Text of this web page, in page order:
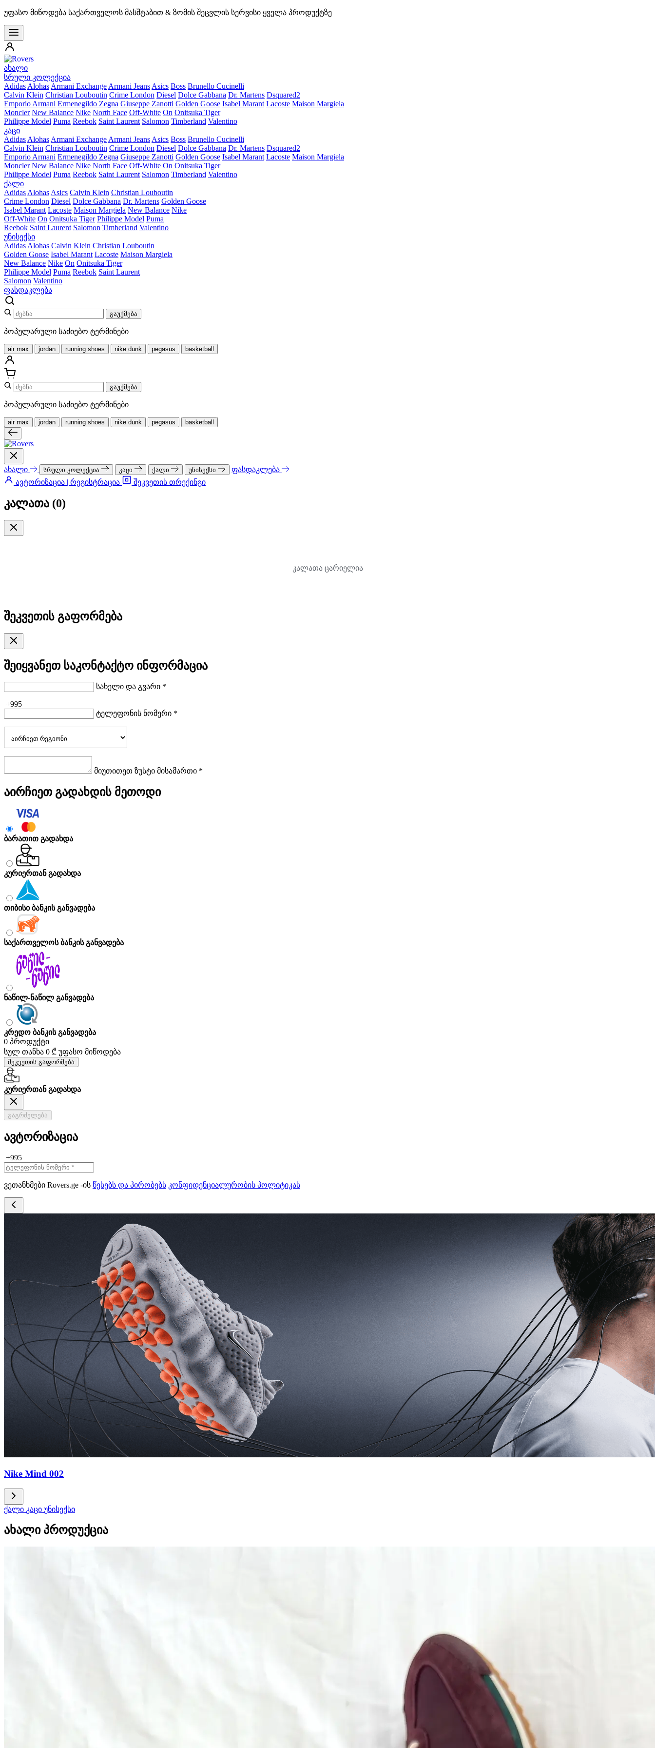
უფასო მიწოდება საქართველოს მასშტაბით & ზომის შეცვლის სერვისი ყველა პროდუქტზე
ახალი
სრული კოლექცია
Adidas Alohas Armani Exchange Armani Jeans Asics Boss Brunello Cucinelli
Calvin Klein Christian Louboutin Crime London Diesel Dolce Gabbana Dr. Martens Dsquared2
Emporio Armani Ermenegildo Zegna Giuseppe Zanotti Golden Goose Isabel Marant Lacoste Maison Margiela
Moncler New Balance Nike North Face Off-White On Onitsuka Tiger
Philippe Model Puma Reebok Saint Laurent Salomon Timberland Valentino
კაცი
Adidas Alohas Armani Exchange Armani Jeans Asics Boss Brunello Cucinelli
Calvin Klein Christian Louboutin Crime London Diesel Dolce Gabbana Dr. Martens Dsquared2
Emporio Armani Ermenegildo Zegna Giuseppe Zanotti Golden Goose Isabel Marant Lacoste Maison Margiela
Moncler New Balance Nike North Face Off-White On Onitsuka Tiger
Philippe Model Puma Reebok Saint Laurent Salomon Timberland Valentino
ქალი
Adidas Alohas Asics Calvin Klein Christian Louboutin
Crime London Diesel Dolce Gabbana Dr. Martens Golden Goose
Isabel Marant Lacoste Maison Margiela New Balance Nike
Off-White On Onitsuka Tiger Philippe Model Puma
Reebok Saint Laurent Salomon Timberland Valentino
უნისექსი
Adidas Alohas Calvin Klein Christian Louboutin
Golden Goose Isabel Marant Lacoste Maison Margiela
New Balance Nike On Onitsuka Tiger
Philippe Model Puma Reebok Saint Laurent
Salomon Valentino
ფასდაკლება
გაუქმება
პოპულარული საძიებო ტერმინები
air max jordan running shoes nike dunk pegasus basketball
გაუქმება
პოპულარული საძიებო ტერმინები
air max jordan running shoes nike dunk pegasus basketball
ახალი სრული კოლექცია კაცი ქალი უნისექსი
ფასდაკლება
ავტორიზაცია | რეგისტრაცია
შეკვეთის თრექინგი
კალათა (0)
კალათა ცარიელია
შეკვეთის გაფორმება
შეიყვანეთ საკონტაქტო ინფორმაცია
სახელი და გვარი *
+995
ტელეფონის ნომერი *
მიუთითეთ ზუსტი მისამართი *
აირჩიეთ გადახდის მეთოდი
ბარათით გადახდა
კურიერთან გადახდა
თიბისი ბანკის განვადება
საქართველოს ბანკის განვადება
ნაწილ-ნაწილ განვადება
კრედო ბანკის განვადება
0 პროდუქტი
სულ თანხა 0 ₾ უფასო მიწოდება
შეკვეთის გაფორმება
კურიერთან გადახდა
გაგრძელება
ავტორიზაცია
+995
ვეთანხმები Rovers.ge -ის წესებს და პირობებს კონფიდენციალურობის პოლიტიკას
Nike Mind 002
ქალი კაცი უნისექსი
ახალი პროდუქცია